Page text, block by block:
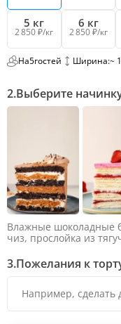
5 кг
2 850 ₽/кг
6 кг
2 850 ₽/кг
На5гостей Ширина:~
2.Выберите
Влажные шоколадные
чиз, прослойка из
яркий вкус шоколада и
оставляя ни единого
3.Пожелания к